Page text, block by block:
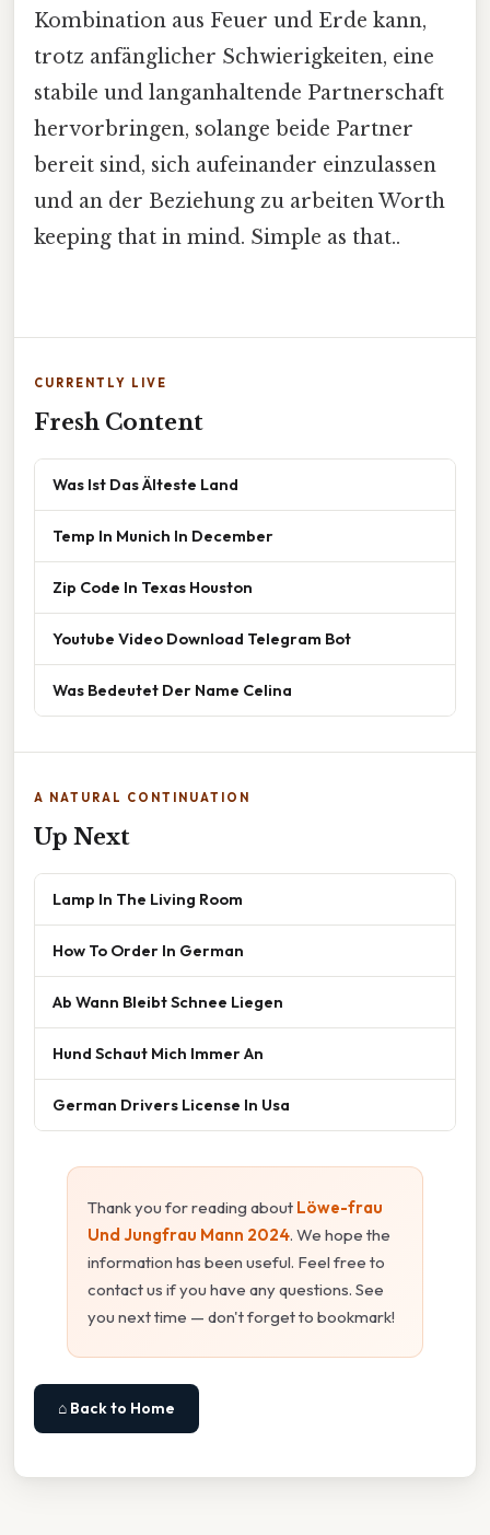
Kombination aus Feuer und Erde kann,
trotz anfänglicher Schwierigkeiten, eine
stabile und langanhaltende Partnerschaft
hervorbringen, solange beide Partner
bereit sind, sich aufeinander einzulassen
und an der Beziehung zu arbeiten Worth
keeping that in mind. Simple as that..
CURRENTLY LIVE
Fresh Content
Was Ist Das Älteste Land
Temp In Munich In December
Zip Code In Texas Houston
Youtube Video Download Telegram Bot
Was Bedeutet Der Name Celina
A NATURAL CONTINUATION
Up Next
Lamp In The Living Room
How To Order In German
Ab Wann Bleibt Schnee Liegen
Hund Schaut Mich Immer An
German Drivers License In Usa
Thank you for reading about Löwe-frau
Und Jungfrau Mann 2024. We hope the
information has been useful. Feel free to
contact us if you have any questions. See
you next time — don't forget to bookmark!
⌂ Back to Home